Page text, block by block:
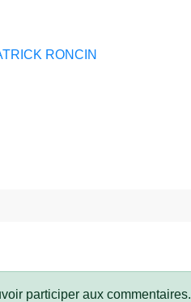
RONCIN
participer aux commentaires.